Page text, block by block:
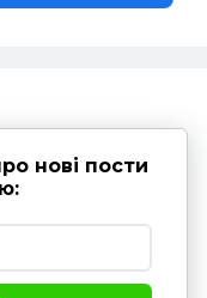
нові пости